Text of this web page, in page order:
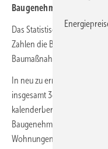
Baugenehmigungen mehr
Das Statistische Bundesamt
Zahlen die
Baumaßnahmen an
In neu zu errichtenden
insgesamt 34 050
kalenderbereinigt 6,1 %
Baugenehmigungen für
Wohnungen und die der